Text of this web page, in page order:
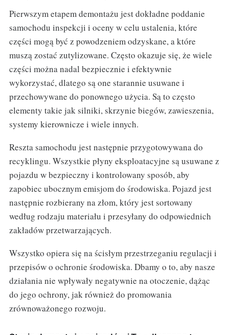
Pierwszym etapem demontażu jest dokładne poddanie
samochodu inspekcji i oceny w celu ustalenia, które
części mogą być z powodzeniem odzyskane, a które
muszą zostać zutylizowane. Często okazuje się, że wiele
części można nadal bezpiecznie i efektywnie
wykorzystać, dlatego są one starannie usuwane i
przechowywane do ponownego użycia. Są to często
elementy takie jak silniki, skrzynie biegów, zawieszenia,
systemy kierownicze i wiele innych.
Reszta samochodu jest następnie przygotowywana do
recyklingu. Wszystkie płyny eksploatacyjne są usuwane z
pojazdu w bezpieczny i kontrolowany sposób, aby
zapobiec ubocznym emisjom do środowiska. Pojazd jest
następnie rozbierany na złom, który jest sortowany
według rodzaju materiału i przesyłany do odpowiednich
zakładów przetwarzających.
Wszystko opiera się na ścisłym przestrzeganiu regulacji i
przepisów o ochronie środowiska. Dbamy o to, aby nasze
działania nie wpływały negatywnie na otoczenie, dążąc
do jego ochrony, jak również do promowania
zrównoważonego rozwoju.